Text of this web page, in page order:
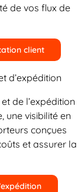
de vos flux de
client
d’expédition
de l’expédition
une visibilité en
conçues
et assurer la